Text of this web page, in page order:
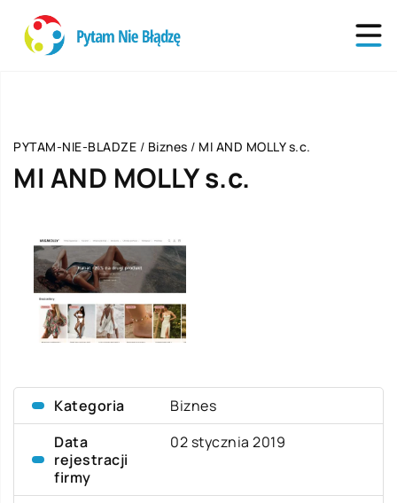
PYTAM-NIE-BLADZE / Biznes / MI AND MOLLY s.c.
MI AND MOLLY s.c.
Kategoria
Biznes
Data
rejestracji
firmy
02 stycznia 2019